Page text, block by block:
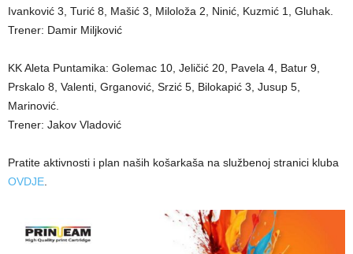
Ivanković 3, Turić 8, Mašić 3, Miloloža 2, Ninić, Kuzmić 1, Gluhak.
Trener: Damir Miljković
KK Aleta Puntamika: Golemac 10, Jeličić 20, Pavela 4, Batur 9,
Prskalo 8, Valenti, Grganović, Srzić 5, Bilokapić 3, Jusup 5,
Marinović.
Trener: Jakov Vladović
Pratite aktivnosti i plan naših košarkaša na službenoj stranici kluba
OVDJE